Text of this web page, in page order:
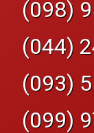
(098)
(044)
(093)
(099)